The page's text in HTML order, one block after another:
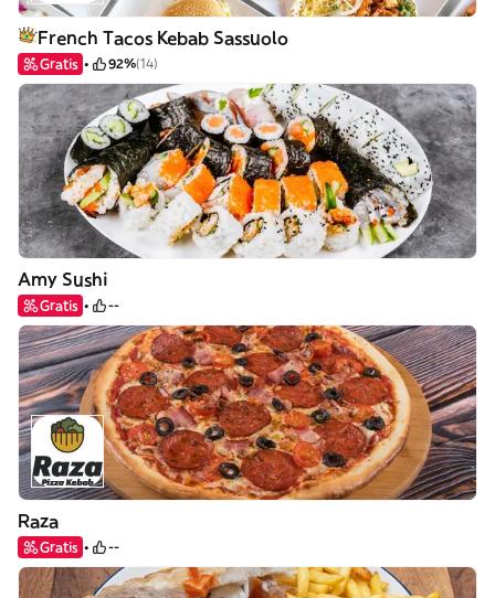
French Tacos Kebab Sassuolo
Gratis 92%(14)
Amy Sushi
Gratis --
Raza
Gratis --